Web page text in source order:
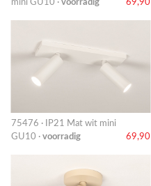
mini GU10 · voorradig 69,90
75476 · IP21 Mat wit mini
GU10 · voorradig 69,90